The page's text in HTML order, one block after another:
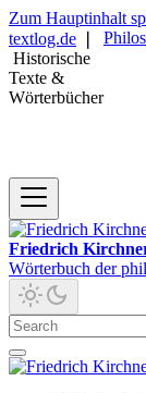
Zum Hauptinhalt
textlog.de
Historische
Texte &
Wörterbücher
Friedrich
Wörterbuch der